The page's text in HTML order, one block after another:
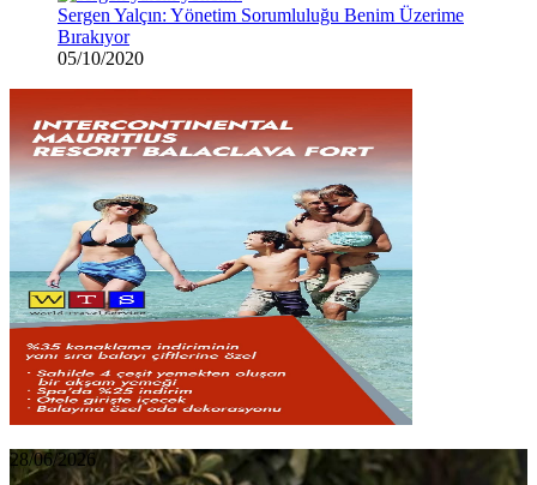
Sergen Yalçın: Yönetim Sorumluluğu Benim Üzerime
Bırakıyor
05/10/2020
Rıza
Çalımbay,
28/06/2026